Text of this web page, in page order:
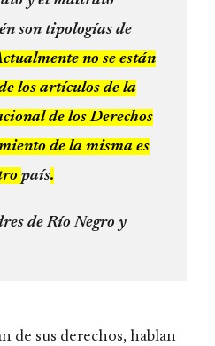
son tipologías de
no se están
los artículos de la
de los Derechos
de la misma es
país.
de Río Negro y
de sus derechos, hablan